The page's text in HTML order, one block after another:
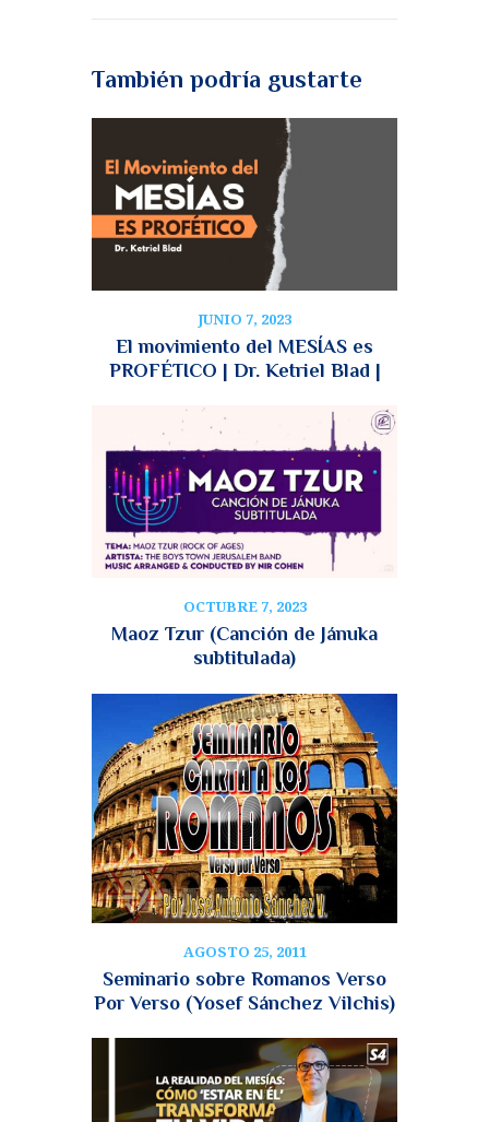
También podría gustarte
JUNIO 7, 2023
El movimiento del MESÍAS es
PROFÉTICO | Dr. Ketriel Blad |
OCTUBRE 7, 2023
Maoz Tzur (Canción de Jánuka
subtitulada)
AGOSTO 25, 2011
Seminario sobre Romanos Verso
Por Verso (Yosef Sánchez Vilchis)